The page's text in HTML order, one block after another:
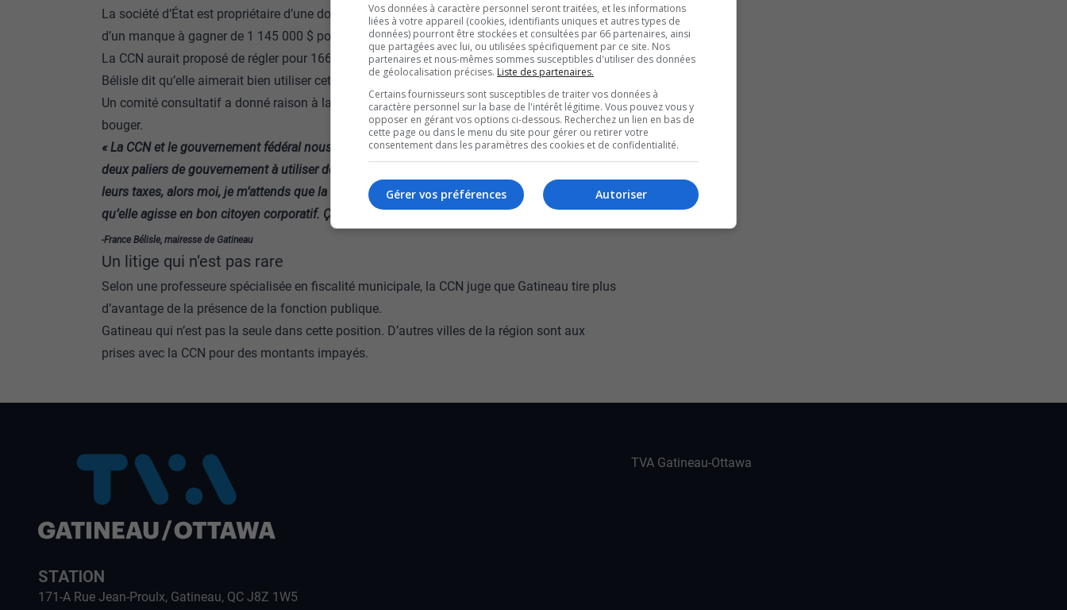
La société d’État est propriétaire d’une douzaine de terrains sur le territoire de la Ville. Il s’agit
d’un manque à gagner de 1 145 000 $ pour Gatineau.
La CCN aurait proposé de régler pour 166 000$, un non-sens selon la mairesse. France
Bélisle dit qu’elle aimerait bien utiliser cette somme pour autre chose.
Un comité consultatif a donné raison à la Ville l’an dernier, mais malgré ça rien ne semble
bouger.
« La CCN et le gouvernement fédéral nous placent dans une situation où on se retrouve à être
deux paliers de gouvernement à utiliser de l’argent public. Les citoyens de Gatineau, ils paient
leurs taxes, alors moi, je m’attends que la CCN paie ce qu’elle doit à la Ville de Gatineau et
qu’elle agisse en bon citoyen corporatif. Ça fait partie de mes attentes ».
-France Bélisle, mairesse de Gatineau
Un litige qui n’est pas rare
Selon une professeure spécialisée en fiscalité municipale, la CCN juge que Gatineau tire plus
d’avantage de la présence de la fonction publique.
Gatineau qui n’est pas la seule dans cette position. D’autres villes de la région sont aux
prises avec la CCN pour des montants impayés.
STATION
171-A Rue Jean-Proulx, Gatineau, QC J8Z 1W5
TVA Gatineau-Ottawa
Vos données à caractère personnel seront traitées, et les informations
liées à votre appareil (cookies, identifiants uniques et autres types de
données) pourront être stockées et consultées par 66 partenaires, ainsi
que partagées avec lui, ou utilisées spécifiquement par ce site. Nos
partenaires et nous-mêmes sommes susceptibles d'utiliser des données
de géolocalisation précises. Liste des partenaires.
Certains fournisseurs sont susceptibles de traiter vos données à
caractère personnel sur la base de l'intérêt légitime. Vous pouvez vous y
opposer en gérant vos options ci-dessous. Recherchez un lien en bas de
cette page ou dans le menu du site pour gérer ou retirer votre
consentement dans les paramètres des cookies et de confidentialité.
Autoriser
Gérer vos préférences